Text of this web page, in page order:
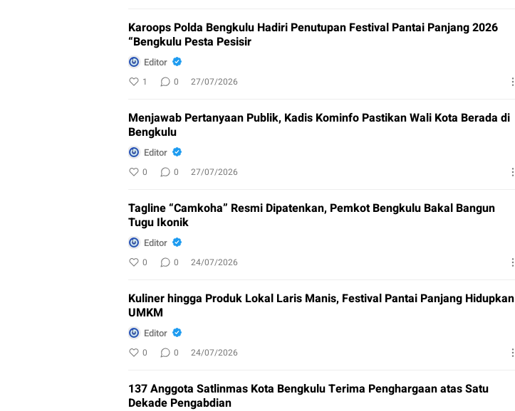
Karoops Polda Bengkulu Hadiri Penutupan Festival Pantai Panjang 2026
“Bengkulu Pesta Pesisir
Editor
1 0 27/07/2026
Menjawab Pertanyaan Publik, Kadis Kominfo Pastikan Wali Kota Berada di
Bengkulu
Editor
0 0 27/07/2026
Tagline “Camkoha” Resmi Dipatenkan, Pemkot Bengkulu Bakal Bangun
Tugu Ikonik
Editor
0 0 24/07/2026
Kuliner hingga Produk Lokal Laris Manis, Festival Pantai Panjang Hidupkan
UMKM
Editor
0 0 24/07/2026
137 Anggota Satlinmas Kota Bengkulu Terima Penghargaan atas Satu
Dekade Pengabdian